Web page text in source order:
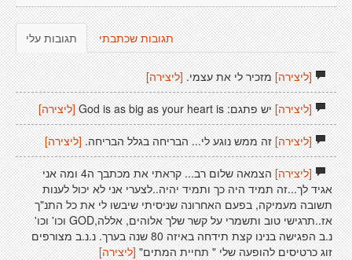
תגובות עלי תגובות שכתבתי
[ליצירה]מזכיר לי את עצמי. [ליצירה]
[ליצירה]יש פתגם: God is as big as your heart is [ליצירה]
[ליצירה]זה ממש נוגע לי... הבריחה בגלל הבריחה. [ליצירה]
[ליצירה]
הצמאה שלום רב... קראתי את מכתבך ה4 ומה אני
אגיד לך...זה תמיד היה כך ותמיד יהיה..לצערי אני לא יכול לענות
תשובה מעמיקה, בפעם האחרונה שניסיתי שיבשו לי את כל התנ"ך
אז..תרגישי טוב ותשמרי על קשר שלך אלוהים, אללה,GOD וכו' וכו'
נ.ב הפגישה בנינו קצת תידחה באיזה 80 שנה בערך. נ.נ.ב מצורפים
זוג כרטיסים להופעה שלי " תחיית המתים"[ליצירה]